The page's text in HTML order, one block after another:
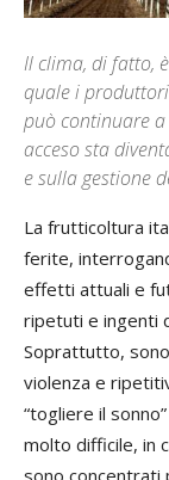
Il clima, di fatto,
quale i
può continuare
acceso sta
e sulla gestione
La frutticoltura
ferite,
effetti attuali e
ripetuti e ingenti
Soprattutto,
violenza e
“togliere il
molto difficile, in
sono concentrati